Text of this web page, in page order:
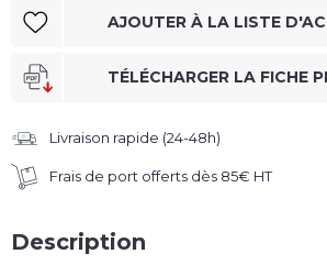
AJOUTER À LA LISTE
TÉLÉCHARGER LA FICHE
Livraison rapide (24-48h)
Frais de port offerts dès 85€ HT
Description